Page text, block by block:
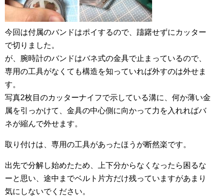
今回は付属のバンドはポイするので、躊躇せずにカッター
で切りました。
が、腕時計のバンドはバネ式の金具で止まっているので、
専用の工具がなくても構造を知っていれば外すのは外せま
す。
写真2枚目のカッターナイフで示している溝に、何か薄い金
属を引っかけて、金具の中心側に向かって力を入れればバ
ネが縮んで外せます。
取り付けは、専用の工具があったほうが断然楽です。
出先で分解し始めたため、上下分からなくなったら困るな
ーと思い、途中までベルト片方だけ残っていますがあまり
気にしないでください。